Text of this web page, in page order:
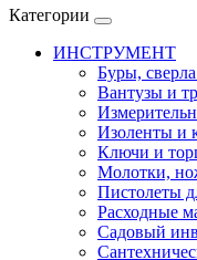
Категории
ИНСТРУМЕНТ
Буры,
Вантузы и
Изоленты и
Ключи и
Молотки,
Пистолеты
Расходные
Садовый